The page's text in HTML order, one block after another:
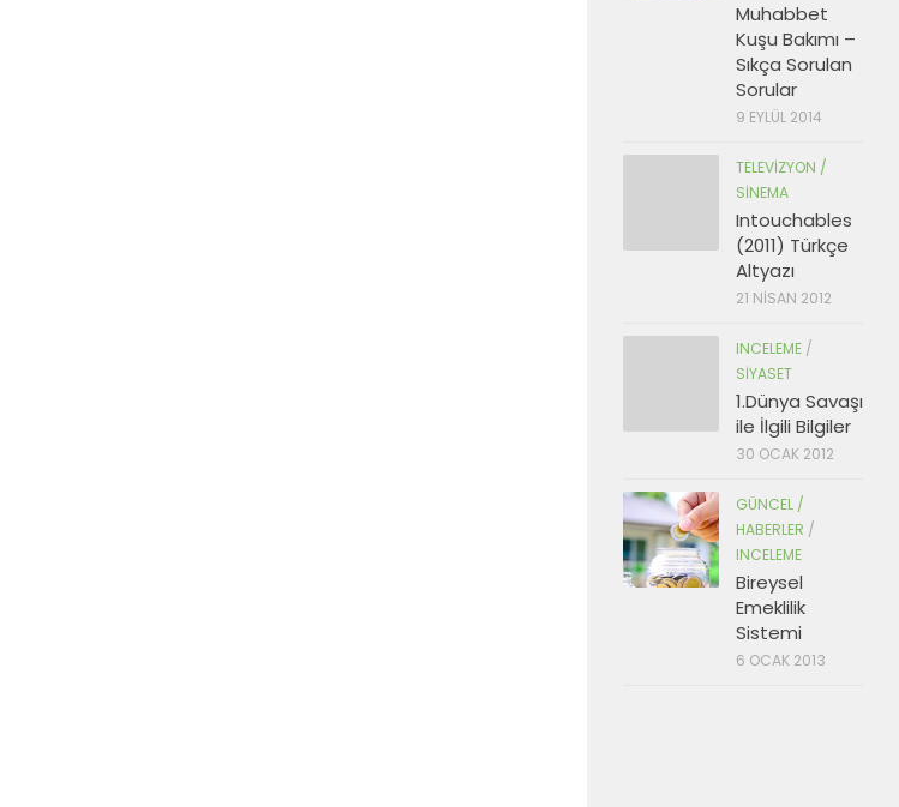
Muhabbet
Kuşu Bakımı –
Sıkça Sorulan
Sorular
9 EYLÜL 2014
TELEVIZYON /
SINEMA
Intouchables
(2011) Türkçe
Altyazı
21 NISAN 2012
INCELEME /
SIYASET
1.Dünya Savaşı
ile İlgili Bilgiler
30 OCAK 2012
GÜNCEL /
HABERLER /
INCELEME
Bireysel
Emeklilik
Sistemi
6 OCAK 2013